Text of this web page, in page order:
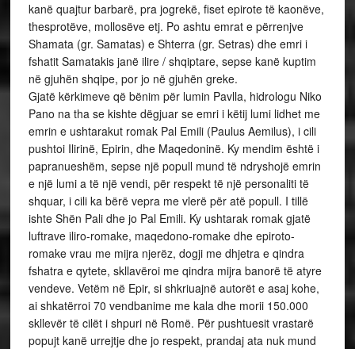
kanë quajtur barbarë, pra jogrekë, fiset epirote të kaonëve,
thesprotëve, mollosëve etj. Po ashtu emrat e përrenjve
Shamata (gr. Samatas) e Shterra (gr. Setras) dhe emri i
fshatit Samatakis janë ilire / shqiptare, sepse kanë kuptim
në gjuhën shqipe, por jo në gjuhën greke.
Gjatë kërkimeve që bënim për lumin Pavlla, hidrologu Niko
Pano na tha se kishte dëgjuar se emri i këtij lumi lidhet me
emrin e ushtarakut romak Pal Emili (Paulus Aemilus), i cili
pushtoi Ilirinë, Epirin, dhe Maqedoninë. Ky mendim është i
papranueshëm, sepse një popull mund të ndryshojë emrin
e një lumi a të një vendi, për respekt të një personaliti të
shquar, i cili ka bërë vepra me vlerë për atë popull. I tillë
ishte Shën Pali dhe jo Pal Emili. Ky ushtarak romak gjatë
luftrave iliro-romake, maqedono-romake dhe epiroto-
romake vrau me mijra njerëz, dogji me dhjetra e qindra
fshatra e qytete, skllavëroi me qindra mijra banorë të atyre
vendeve. Vetëm në Epir, si shkriuajnë autorët e asaj kohe,
ai shkatërroi 70 vendbanime me kala dhe morii 150.000
skllevër të cilët i shpuri në Romë. Për pushtuesit vrastarë
popujt kanë urrejtje dhe jo respekt, prandaj ata nuk mund